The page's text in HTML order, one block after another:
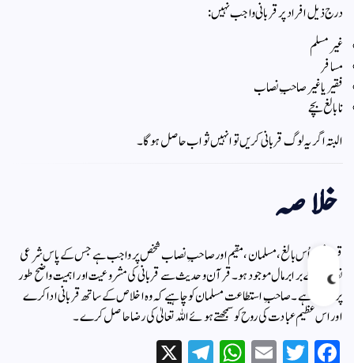
درج ذیل افراد پر قربانی واجب نہیں:
غیر مسلم
مسافر
فقیر یا غیر صاحبِ نصاب
نابالغ بچے
البتہ اگر یہ لوگ قربانی کریں تو انہیں ثواب حاصل ہوگا۔
خلاصہ
قربانی ہر اُس بالغ، مسلمان، مقیم اور صاحبِ نصاب شخص پر واجب ہے جس کے پاس شرعی
نصاب کے برابر مال موجود ہو۔ قرآن و حدیث سے قربانی کی مشروعیت اور اہمیت واضح طور
پر ثابت ہے۔ صاحبِ استطاعت مسلمان کو چاہیے کہ وہ اخلاص کے ساتھ قربانی ادا کرے
اور اس عظیم عبادت کی روح کو سمجھتے ہوئے اللہ تعالیٰ کی رضا حاصل کرے۔
Fa
T
E
W
Te